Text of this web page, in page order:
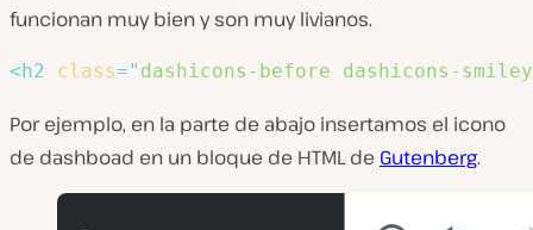
funcionan muy bien y son muy livianos.
<h2 class=" dashicons-before dashicons-smiley
Por ejemplo, en la parte de abajo insertamos el icono
de dashboad en un bloque de HTML de Gutenberg.